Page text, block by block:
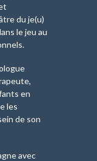
du je(u)
le jeu au
en
les
de son
avec